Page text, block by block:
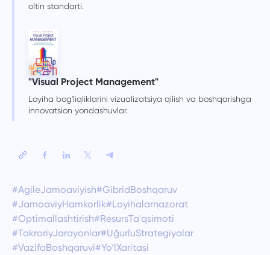
oltin standarti.
"Visual Project Management"
Loyiha bog'liqliklarini vizualizatsiya qilish va boshqarishga
innovatsion yondashuvlar.
#AgileJamoaviyish#GibridBoshqaruv
#JamoaviyHamkorlik#Loyihalarnazorat
#Optimallashtirish#ResursTa'qsimoti
#TakroriyJarayonlar#UğurluStrategiyalar
#VazifaBoshqaruvi#Yo‘lXaritasi